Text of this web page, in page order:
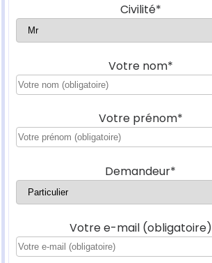
Civilité*
Votre nom*
Votre prénom*
Demandeur*
Votre e-mail (obligatoire)